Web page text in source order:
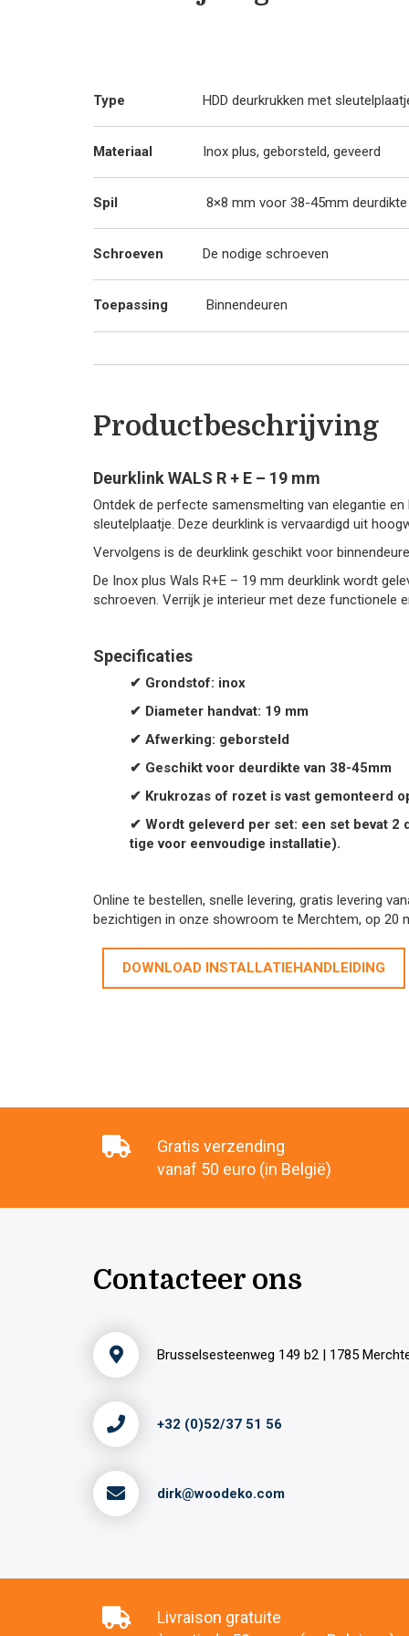
Type HDD deurkrukken met
Materiaal Inox plus, geborsteld, geveerd
Spil 8×8 mm voor 38-45mm deurdikte
Schroeven De nodige schroeven
Toepassing Binnendeuren
Productbeschrijving
Deurklink WALS R + E – 19 mm
Ontdek de perfecte samensmelting van elegantie
sleutelplaatje. Deze deurklink is vervaardigd uit
Vervolgens is de deurklink geschikt voor
De Inox plus Wals R+E – 19 mm deurklink wordt
schroeven. Verrijk je interieur met deze functionele
Specificaties
✔ Grondstof: inox
✔ Diameter handvat: 19 mm
✔ Afwerking: geborsteld
✔ Geschikt voor deurdikte van 38-45mm
✔ Krukrozas of rozet is vast gemonteerd
✔ Wordt geleverd per set: een set bevat 2
tige voor eenvoudige installatie).
Online te bestellen, snelle levering, gratis levering
bezichtigen in onze showroom te Merchtem, op 20
DOWNLOAD INSTALLATIEHANDLEIDING
Gratis verzending
vanaf 50 euro (in België)
Contacteer ons
Brusselsesteenweg 149 b2 | 1785
+32 (0)52/37 51 56
dirk@woodeko.com
Livraison gratuite